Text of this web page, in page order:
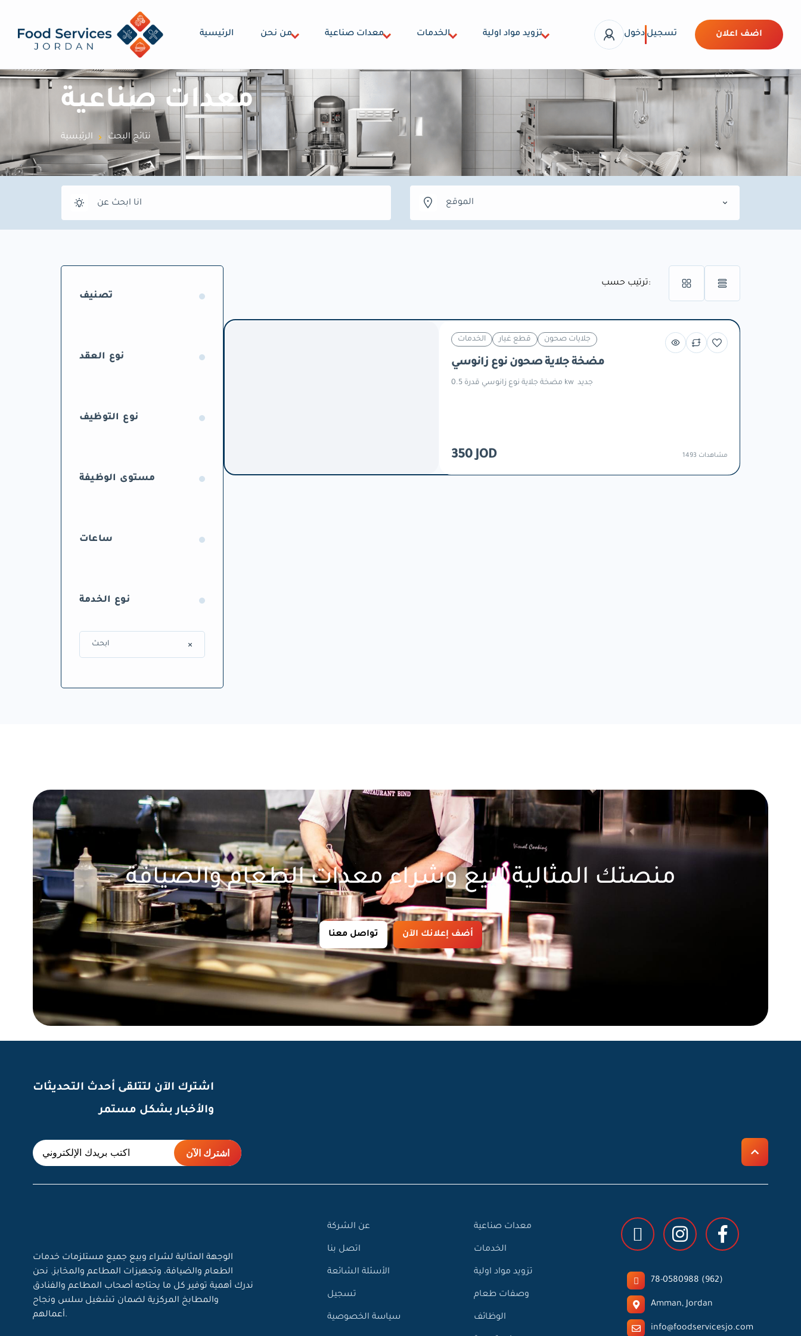
الرئيسية من نحن معدات صناعية الخدمات تزويد مواد اولية دخول تسجيل اضف اعلان
معدات صناعية
الرئيسية نتائج البحث
الموقع
تصنيف
نوع العقد
نوع التوظيف
مستوى الوظيفة
ساعات
نوع الخدمة
ترتيب حسب:
الخدمات قطع غيار جلايات صحون
مضخة جلاية صحون نوع زانوسي
مضخة جلاية نوع زانوسي قدرة 0.5 kw جديد
350 JOD 1493 مشاهدات
منصتك المثالية لبيع وشراء معدات الطعام والضيافة
تواصل معنا أضف إعلانك الآن
اشترك الآن لتتلقى أحدث التحديثات
والأخبار بشكل مستمر
الوجهة المثالية لشراء وبيع جميع مستلزمات خدمات
الطعام والضيافة، وتجهيزات المطاعم والمخابز. نحن
ندرك أهمية توفير كل ما يحتاجه أصحاب المطاعم والفنادق
والمطابخ المركزية لضمان تشغيل سلس ونجاح
أعمالهم.
عن الشركة
اتصل بنا
الأسئلة الشائعة
تسجيل
سياسة الخصوصية
معدات صناعية
الخدمات
تزويد مواد اولية
وصفات طعام
الوظائف
78-0580988 (962)
Amman, Jordan
info@foodservicesjo.com